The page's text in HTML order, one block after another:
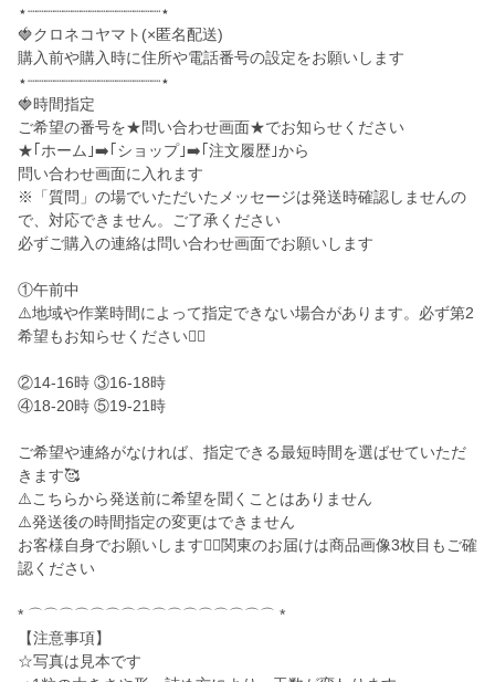
⋆┈┈┈┈┈┈┈┈┈┈┈┈┈┈┈⋆
🍓クロネコヤマト(×匿名配送)
購入前や購入時に住所や電話番号の設定をお願いします
⋆┈┈┈┈┈┈┈┈┈┈┈┈┈┈┈⋆
🍓時間指定
ご希望の番号を★問い合わせ画面★でお知らせください
★｢ホーム｣➡️｢ショップ｣➡️｢注文履歴｣から
問い合わせ画面に入れます
※「質問」の場でいただいたメッセージは発送時確認しませんの
で、対応できません。ご了承ください
必ずご購入の連絡は問い合わせ画面でお願いします
①午前中
⚠️地域や作業時間によって指定できない場合があります。必ず第2
希望もお知らせください🙇‍♂️
②14-16時 ③16-18時
④18-20時 ⑤19-21時
ご希望や連絡がなければ、指定できる最短時間を選ばせていただ
きます🥰
⚠️こちらから発送前に希望を聞くことはありません
⚠️発送後の時間指定の変更はできません
お客様自身でお願いします🙇‍♂️関東のお届けは商品画像3枚目もご確
認ください
* ⌒⌒⌒⌒⌒⌒⌒⌒⌒⌒⌒⌒⌒⌒⌒⌒ *
【注意事項】
☆写真は見本です